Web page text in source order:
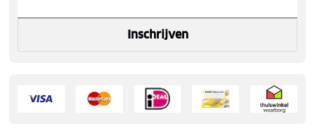
Dubbele detectie– Detecteert zowel rook als
bediening via smartphone.
Inschrijven